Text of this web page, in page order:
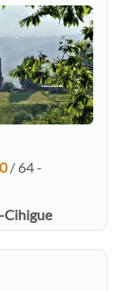
/ 64 -
Cihigue